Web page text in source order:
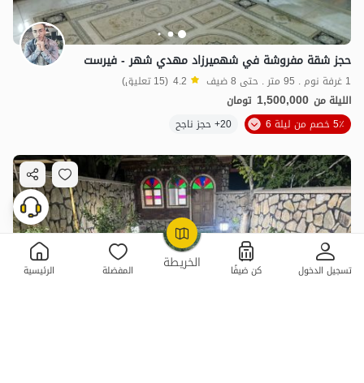
الخريطة تسجيل الدخول كن ضيفًا المفضلة الرئيسية
OpenStreetMap
حجز شقة مفروشة في شهميرزاد مهدي شهر - فيرست
1 غرفة نوم . 95 متر . حتى 8 ضيف 4.2 (15 تعليق)
الليلة من 1,500,000 تومان
5٪ خصم من ليلة 6
20+ حجز ناجح